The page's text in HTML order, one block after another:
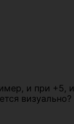
и при